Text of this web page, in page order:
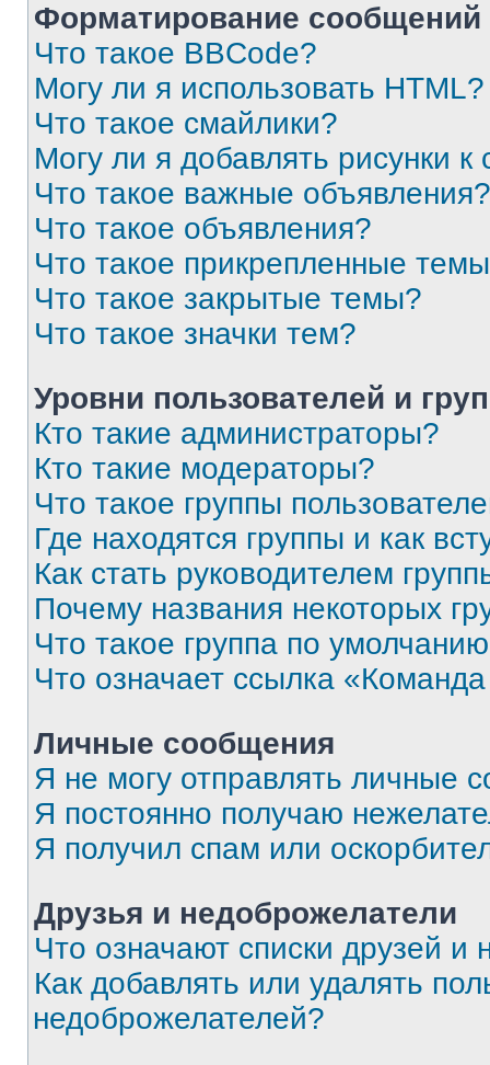
Форматирование
Что такое BBCode?
Могу ли я использовать HTML?
Что такое смайлики?
Могу ли я добавлять рисунки
Что такое важные объявления?
Что такое объявления?
Что такое прикрепленные
Что такое закрытые темы?
Что такое значки тем?
Уровни пользователей и
Кто такие администраторы?
Кто такие модераторы?
Что такое группы
Где находятся группы и как
Как стать руководителем
Почему названия некоторых
Что такое группа по
Что означает ссылка
Личные сообщения
Я не могу отправлять личные
Я постоянно получаю
Я получил спам или
Друзья и недоброжелатели
Что означают списки друзей и
Как добавлять или удалять
недоброжелателей?